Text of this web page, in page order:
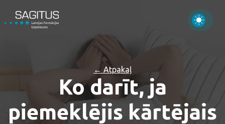
← Atpakaļ
Ko darīt, ja
piemeklējis kārtējais